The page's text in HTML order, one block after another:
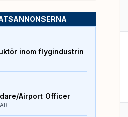
inom flygindustrin
Airport Officer